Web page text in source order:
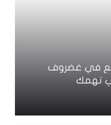
في غضروف
تهمك